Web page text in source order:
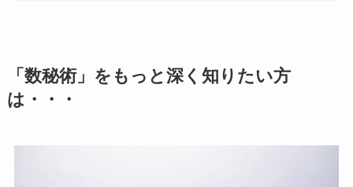
「数秘術」をもっと深く知りたい方
は・・・